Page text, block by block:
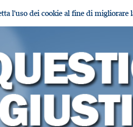
l'uso dei cookie al fine di migliorare